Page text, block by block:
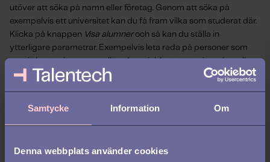
Samtycke Information Om
Denna webbplats använder cookies
utöver att söka på namn eller företag. Genom att söka på
exempelvis ett universitet kan du få fram vilka som studerat där.
Klicka på knappen Visa alumneroch så kan du ställa in
ytterligare parametrar. Exempelvis leta reda på personer som
precis har tagit examen eller någon jobbat ett tag i en viss roll.
6) Extra funktioner med ett Recruiter-
konto
för rekryterare, kallat Recruiter-konto. Ett bra verktyg om du